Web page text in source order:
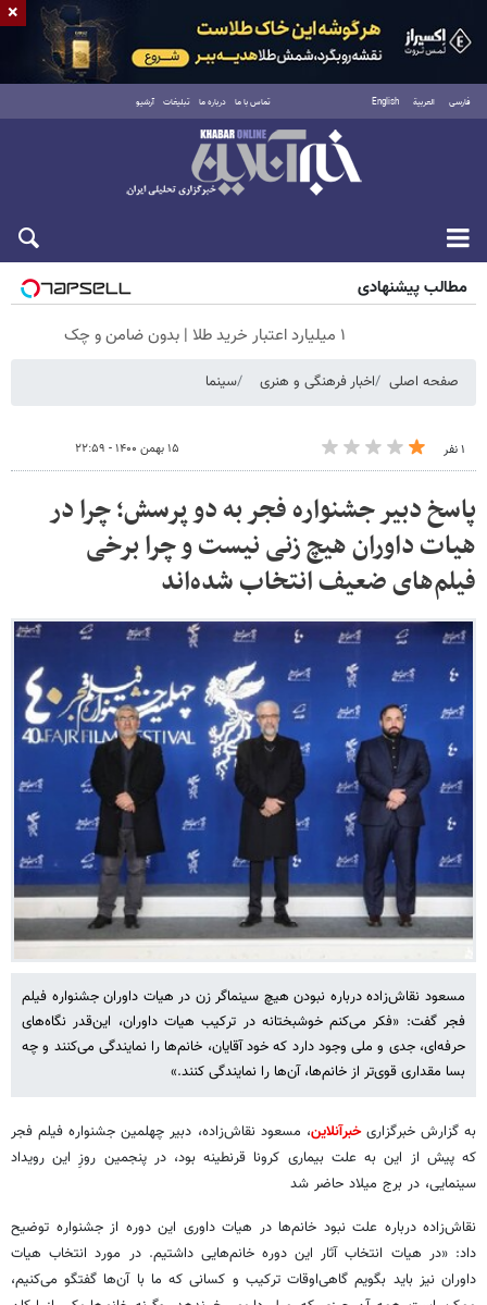
فارسی العربية English تماس با ما درباره ما تبلیغات آرشیو
جمعه ۱۶ مرداد ۱۴۰۵
مطالب پیشنهادی
۱ میلیارد اعتبار خرید طلا | بدون ضامن و چک
صفحه اصلی اخبار فرهنگی و هنری سینما
۱ نفر ۱۵ بهمن ۱۴۰۰ - ۲۲:۵۹
پاسخ دبیر جشنواره فجر به دو پرسش؛ چرا در
هیات داوران هیچ زنی نیست و چرا برخی
فیلم‌های ضعیف انتخاب شده‌اند
مسعود نقاش‌زاده درباره نبودن هیچ سینماگر زن در هیات داوران جشنواره فیلم
فجر گفت: «فکر می‌کنم خوشبختانه در ترکیب هیات داوران، این‌قدر نگاه‌های
حرفه‌ای، جدی و ملی وجود دارد که خود آقایان، خانم‌ها را نمایندگی می‌کنند و چه
بسا مقداری قوی‌تر از خانم‌ها، آن‌ها را نمایندگی کنند.»
به گزارش خبرگزاریخبرآنلاین، مسعود نقاش‌زاده، دبیر چهلمین جشنواره فیلم فجر
که پیش از این به علت بیماری کرونا قرنطینه بود، در پنجمین روزِ این رویداد
سینمایی، در برج میلاد حاضر شد
نقاش‌زاده درباره علت نبود خانم‌ها در هیات داوری این دوره از جشنواره توضیح
داد: «در هیات انتخاب آثار این دوره خانم‌هایی داشتیم. در مورد انتخاب هیات
داوران نیز باید بگویم گاهی‌اوقات ترکیب و کسانی که ما با آن‌ها گفتگو می‌کنیم،
×